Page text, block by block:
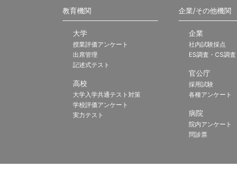
教育機関
大学
授業評価アンケート
出席管理
記述式テスト
高校
大学入学共通テスト対策
学校評価アンケート
実力テスト
企業/その他機関
企業
社内試験採点
ES調査・CS調査
官公庁
採用試験
各種アンケート
病院
院内アンケート
問診票